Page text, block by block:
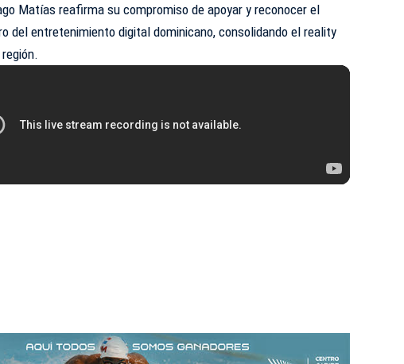
Matías reafirma su compromiso de apoyar y reconocer el
del entretenimiento digital dominicano, consolidando el reality